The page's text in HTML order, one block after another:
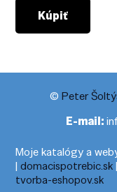
Kúpiť
© Peter
E-mail:
Moje katalógy a
|domacispotrebic.sk
tvorba-eshopov.sk